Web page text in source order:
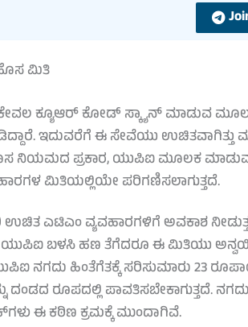
ಮಿತಿ
ಕ್ಯೂಆರ್ ಕೋಡ್ ಸ್ಕ್ಯಾನ್ ಮಾಡುವ
ಇದುವರೆಗೆ ಈ ಸೇವೆಯು ಉಚಿತವಾಗಿತ್ತು
ನಿಯಮದ ಪ್ರಕಾರ, ಯುಪಿಐ ಮೂಲಕ
ಮಿತಿಯಲ್ಲಿಯೇ ಪರಿಗಣಿಸಲಾಗುತ್ತದೆ.
ಉಚಿತ ಎಟಿಎಂ ವ್ಯವಹಾರಗಳಿಗೆ ಅವಕಾಶ
ಬಳಸಿ ಹಣ ತೆಗೆದರೂ ಈ ಮಿತಿಯು
ನಗದು ಹಿಂತೆಗೆತಕ್ಕೆ ಸರಿಸುಮಾರು 23
ರೂಪದಲ್ಲಿ ಪಾವತಿಸಬೇಕಾಗುತ್ತದೆ. ನಗದು
ಈ ಕಠಿಣ ಕ್ರಮಕ್ಕೆ ಮುಂದಾಗಿವೆ.